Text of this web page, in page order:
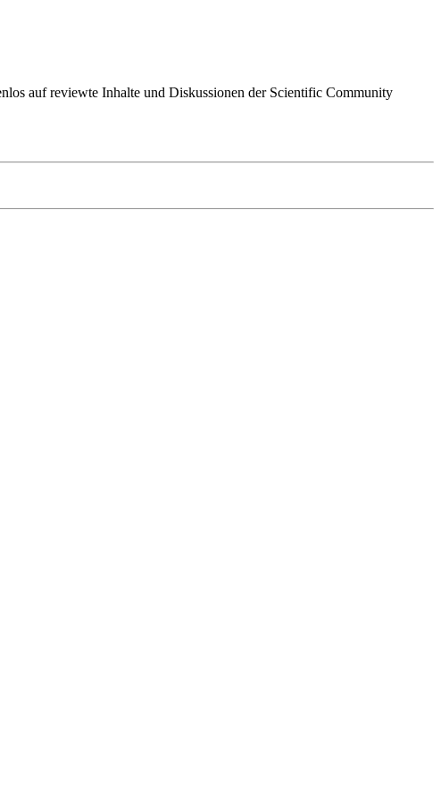
auf reviewte Inhalte und Diskussionen der Scientific Community